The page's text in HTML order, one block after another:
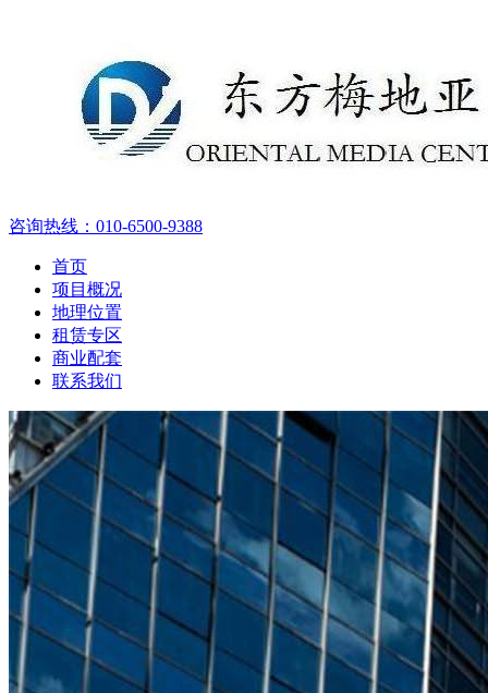
咨询热线： 010-6500-9388
首页
项目概况
地理位置
租赁专区
商业配套
联系我们